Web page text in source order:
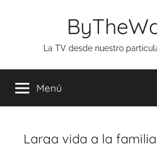
La TV desde nuestro
Menú
Larga vida a la